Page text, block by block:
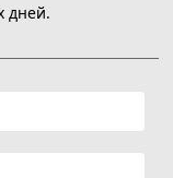
дней.